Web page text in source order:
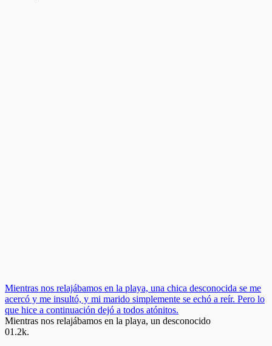
Mientras nos relajábamos en la playa, una chica desconocida se me
acercó y me insultó, y mi marido simplemente se echó a reír. Pero lo
que hice a continuación dejó a todos atónitos.
Mientras nos relajábamos en la playa, un desconocido
01.2k.